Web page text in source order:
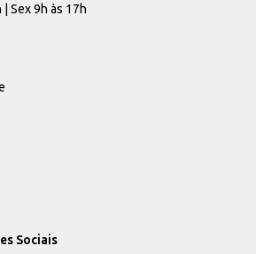
| Sex 9h às 17h
Sociais